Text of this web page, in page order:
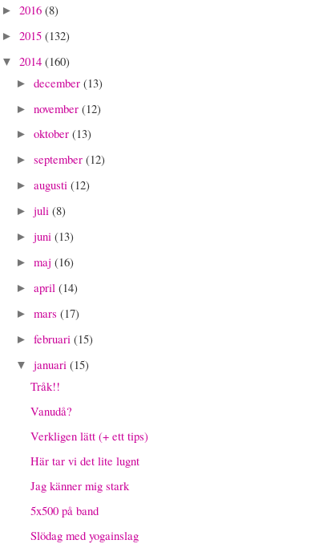
► 2016 (8)
► 2015 (132)
▼ 2014 (160)
► december (13)
► november (12)
► oktober (13)
► september (12)
► augusti (12)
► juli (8)
► juni (13)
► maj (16)
► april (14)
► mars (17)
► februari (15)
▼ januari (15)
Tråk!!
Vanudå?
Verkligen lätt (+ ett tips)
Här tar vi det lite lugnt
Jag känner mig stark
5x500 på band
Slödag med yogainslag